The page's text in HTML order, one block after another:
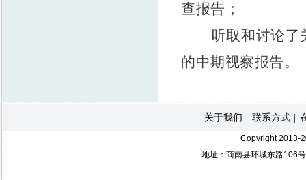
查报告；
听取和讨论了
的中期视察报告。
关于我们 联系方式
Copyright 2013-
地址：商南县环城东路106